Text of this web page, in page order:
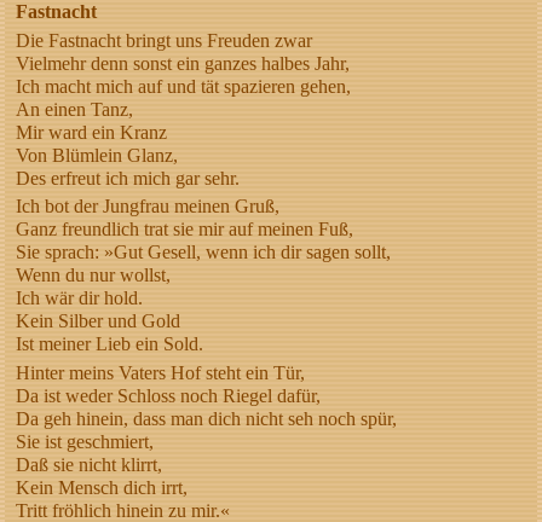
Fastnacht
Die Fastnacht bringt uns Freuden zwar
Vielmehr denn sonst ein ganzes halbes Jahr,
Ich macht mich auf und tät spazieren gehen,
An einen Tanz,
Mir ward ein Kranz
Von Blümlein Glanz,
Des erfreut ich mich gar sehr.
Ich bot der Jungfrau meinen Gruß,
Ganz freundlich trat sie mir auf meinen Fuß,
Sie sprach: »Gut Gesell, wenn ich dir sagen sollt,
Wenn du nur wollst,
Ich wär dir hold.
Kein Silber und Gold
Ist meiner Lieb ein Sold.
Hinter meins Vaters Hof steht ein Tür,
Da ist weder Schloss noch Riegel dafür,
Da geh hinein, dass man dich nicht seh noch spür,
Sie ist geschmiert,
Daß sie nicht klirrt,
Kein Mensch dich irrt,
Tritt fröhlich hinein zu mir.«